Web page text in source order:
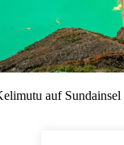
auf Sundainsel